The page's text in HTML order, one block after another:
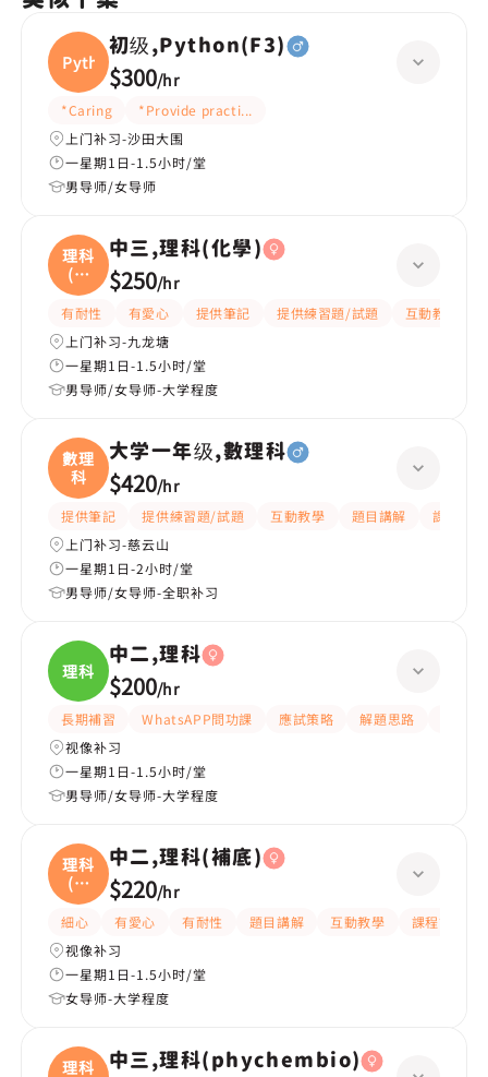
Pytho
初级,Python(F3)
$300/hr
*Caring
*Provide practice questions/test questions
上门补习-沙田大围
一星期1日-1.5小时/堂
男导师/女导师
理科
(化
學
中三,理科(化學)
$250/hr
有耐性 有愛心 提供筆記 提供練習題/試題 互動教學
上门补习-九龙塘
一星期1日-1.5小时/堂
男导师/女导师-大学程度
數理
科
大学一年级,數理科
$420/hr
提供筆記 提供練習題/試題 互動教學 題目講解
課程設計
上门补习-慈云山
一星期1日-2小时/堂
男导师/女导师-全职补习
理科
中二,理科
$200/hr
長期補習 WhatsAPP問功課 應試策略 解題思路
视像补习
一星期1日-1.5小时/堂
男导师/女导师-大学程度
理科
(補
底
中二,理科(補底)
$220/hr
細心 有愛心 有耐性 題目講解 互動教學
課程設計
视像补习
一星期1日-1.5小时/堂
女导师-大学程度
理科
中三,理科(phychembio)